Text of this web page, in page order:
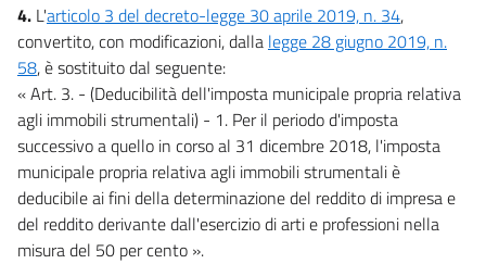
4. L'articolo 3 del decreto-legge 30 aprile 2019, n. 34,
convertito, con modificazioni, dalla legge 28 giugno 2019, n.
58, è sostituito dal seguente:
« Art. 3. - (Deducibilità dell'imposta municipale propria relativa
agli immobili strumentali) - 1. Per il periodo d'imposta
successivo a quello in corso al 31 dicembre 2018, l'imposta
municipale propria relativa agli immobili strumentali è
deducibile ai fini della determinazione del reddito di impresa e
del reddito derivante dall'esercizio di arti e professioni nella
misura del 50 per cento ».